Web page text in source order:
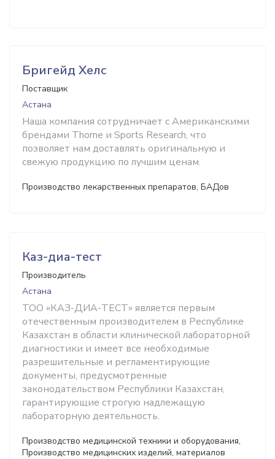
Бригейд Хелс
Поставщик
Астана
Наша компания сотрудничает с Американскими
брендами Thorne и Sports Research, что
позволяет нам доставлять оригинальную и
свежую продукцию по лучшим ценам.
Производство лекарственных препаратов, БАДов
Каз-диа-тест
Производитель
Астана
ТОО «КАЗ-ДИА-ТЕСТ» является первым
отечественным производителем в Республике
Казахстан в области клинической лабораторной
диагностики и имеет все необходимые
разрешительные и регламентирующие
документы, предусмотренные
законодательством Республики Казахстан,
гарантирующие строгую надлежащую
лабораторную деятельность.
Производство медицинской техники и оборудования,
Производство медицинских изделий, материалов